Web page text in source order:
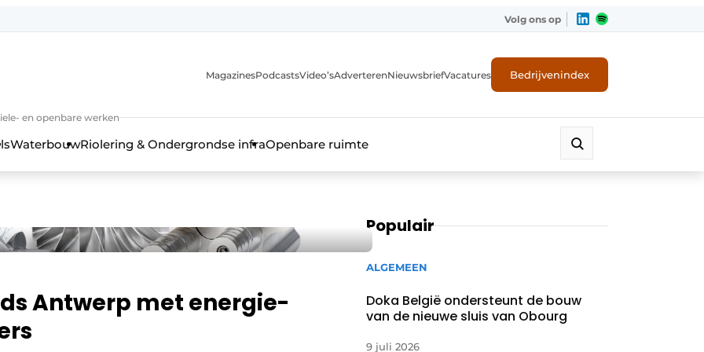
Volg ons op
en openbare werken
MagazinesPodcastsVideo’sAdverterenNieuwsbriefVacatures Bedrijvenindex
WaterbouwRiolering & Ondergrondse infraOpenbare ruimte
Antwerp met energie-
Populair
ALGEMEEN
Doka België ondersteunt de bouw
van de nieuwe sluis van Obourg
9 juli 2026